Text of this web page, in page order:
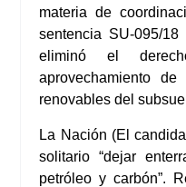
materia de
sentencia SU-095/
eliminó el
aprovechamiento
renovables del
La Nación (El
solitario “dejar
petróleo y carbón”.